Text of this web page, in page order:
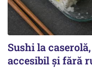
Sushi la
accesibil și fără